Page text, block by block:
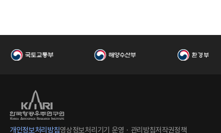
주
개인정보처리방침영상정보처리기기 운영ㆍ관리방침저작권정책